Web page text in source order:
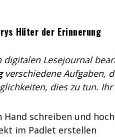
Hüter der Erinnerung
Lesejournal
verschiedene Aufgaben,
dies zu tun.
Hand schreiben und
im Padlet erstellen